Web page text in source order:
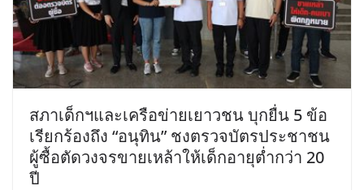
สภาเด็กฯและเครือข่ายเยาวชน บุกยื่น 5 ข้อ
เรียกร้องถึง “อนุทิน” ชงตรวจบัตรประชาชน
ผู้ซื้อตัดวงจรขายเหล้าให้เด็กอายุต่ำกว่า 20
ปี